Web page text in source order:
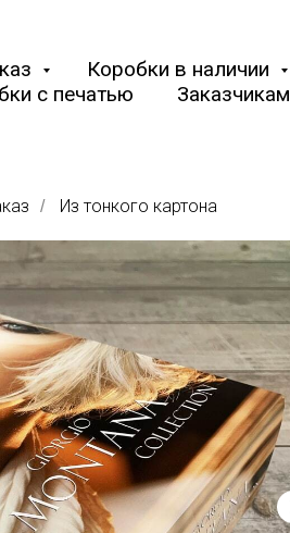
Коробки в наличии
с печатью
Заказчикам
/ Из тонкого картона